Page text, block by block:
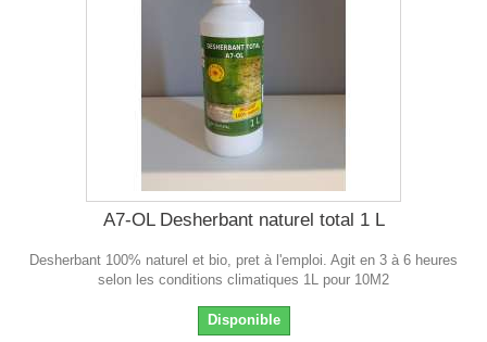
A7-OL Desherbant naturel total 1 L
Desherbant 100% naturel et bio, pret à l'emploi. Agit en 3 à 6 heures
selon les conditions climatiques 1L pour 10M2
Disponible